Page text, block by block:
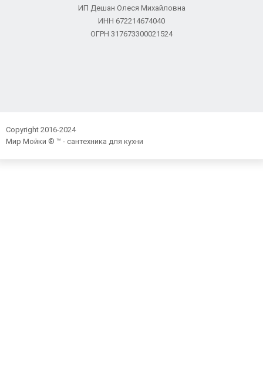
ИП Дешан Олеся Михайловна
ИНН 672214674040
ОГРН 317673300021524
Copyright 2016-2024
Мир Мойки ® ™ - сантехника для кухни